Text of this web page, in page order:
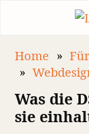
Home
Was die
sie